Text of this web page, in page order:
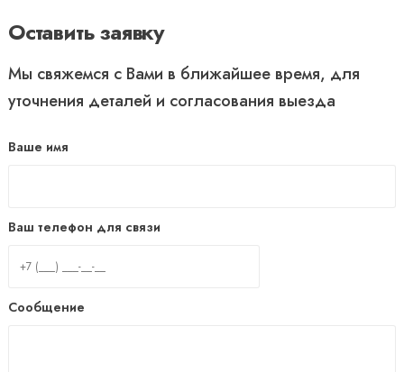
Оставить заявку
Мы свяжемся с Вами в ближайшее время, для
уточнения деталей и согласования выезда
Ваше имя
Ваш телефон для связи
Сообщение